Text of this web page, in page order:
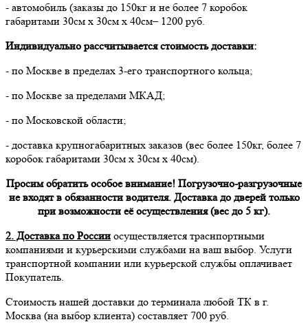
- автомобиль (заказы до 150кг и не более 7 коробок
габаритами 30см х 30см х 40см– 1200 руб.
Индивидуально рассчитывается стоимость доставки:
- по Москве в пределах 3-его транспортного кольца;
- по Москве за пределами МКАД;
- по Московской области;
- доставка крупногабаритных заказов (вес более 150кг, более 7
коробок габаритами 30см х 30см х 40см).
Просим обратить особое внимание! Погрузочно-разгрузочные
не входят в обязанности водителя. Доставка до дверей только
при возможности её осуществления (вес до 5 кг).
2. Доставка по России осуществляется траснпортными
компаниями и курьерскими службами на ваш выбор. Услуги
транспортной компании или курьерской службы оплачивает
Покупатель.
Стоимость нашей доставки до терминала любой ТК в г.
Москва (на выбор клиента) составляет 700 руб.